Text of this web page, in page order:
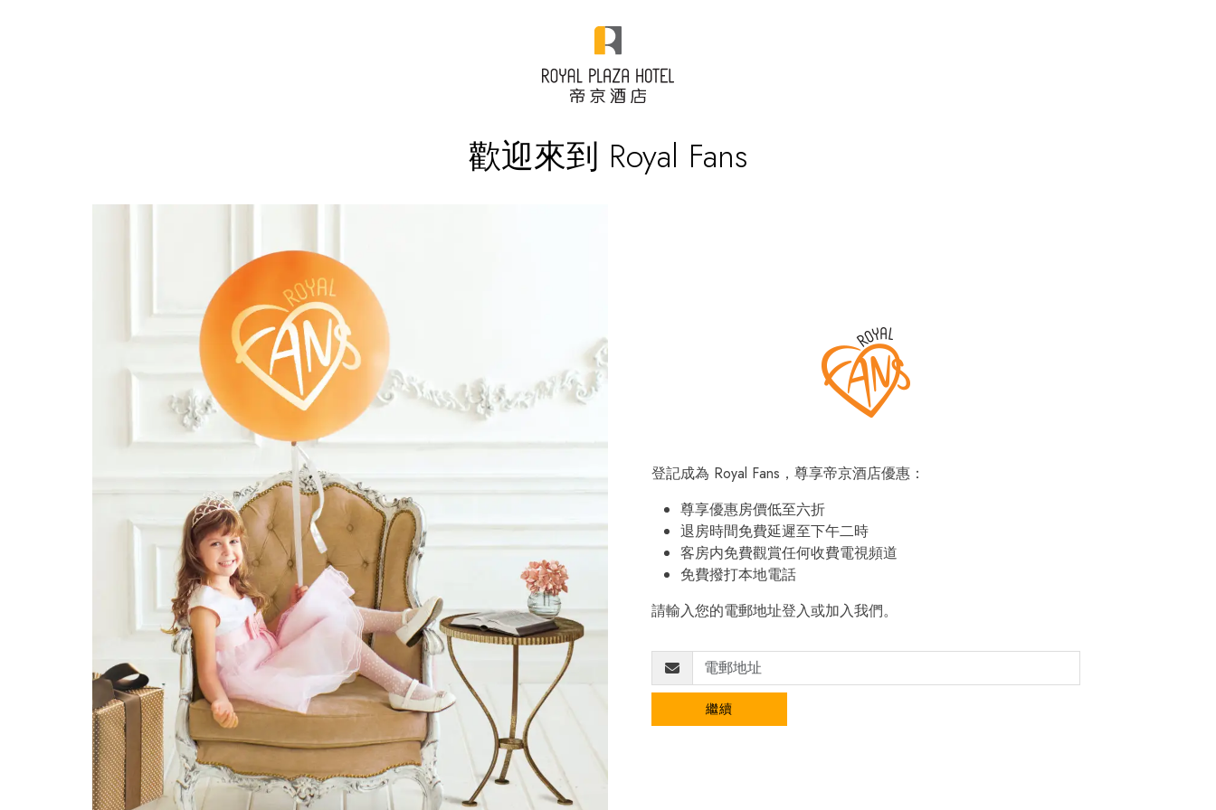
歡迎來到 Royal Fans
登記成為 Royal Fans，尊享帝京酒店優惠：
尊享優惠房價低至六折
退房時間免費延遲至下午二時
客房内免費觀賞任何收費電視頻道
免費撥打本地電話
請輸入您的電郵地址登入或加入我們。
繼續